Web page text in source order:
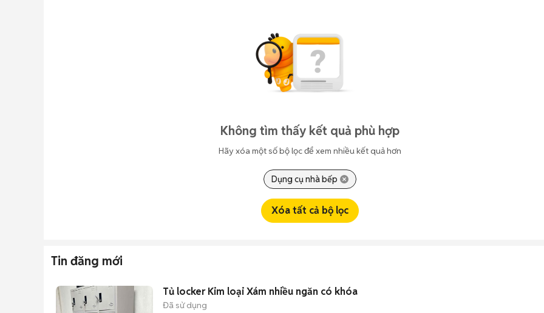
Không tìm thấy kết quả phù hợp
Hãy xóa một số bộ lọc để xem nhiều kết quả hơn
Dụng cụ nhà bếp
Xóa tất cả bộ lọc
Tin đăng mới
Tủ locker Kim loại Xám nhiều ngăn có khóa
Đã sử dụng